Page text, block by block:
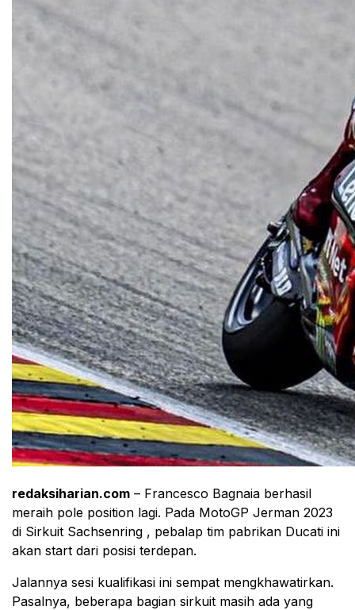
redaksiharian.com – Francesco Bagnaia berhasil
meraih pole position lagi. Pada MotoGP Jerman 2023
di Sirkuit Sachsenring , pebalap tim pabrikan Ducati ini
akan start dari posisi terdepan.
Jalannya sesi kualifikasi ini sempat mengkhawatirkan.
Pasalnya, beberapa bagian sirkuit masih ada yang